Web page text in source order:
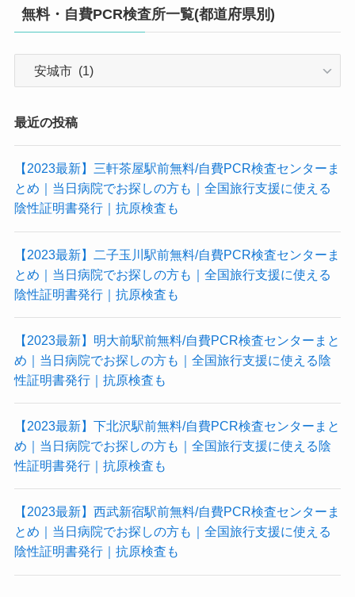
無料・自費PCR検査所一覧(都道府県別)
費
PCR
検
査
所
(都
道
府
県
別)
最近の投稿
【2023最新】三軒茶屋駅前無料/自費PCR検査センターま
とめ｜当日病院でお探しの方も｜全国旅行支援に使える
陰性証明書発行｜抗原検査も
【2023最新】二子玉川駅前無料/自費PCR検査センターま
とめ｜当日病院でお探しの方も｜全国旅行支援に使える
陰性証明書発行｜抗原検査も
【2023最新】明大前駅前無料/自費PCR検査センターまと
め｜当日病院でお探しの方も｜全国旅行支援に使える陰
性証明書発行｜抗原検査も
【2023最新】下北沢駅前無料/自費PCR検査センターまと
め｜当日病院でお探しの方も｜全国旅行支援に使える陰
性証明書発行｜抗原検査も
【2023最新】西武新宿駅前無料/自費PCR検査センターま
とめ｜当日病院でお探しの方も｜全国旅行支援に使える
陰性証明書発行｜抗原検査も